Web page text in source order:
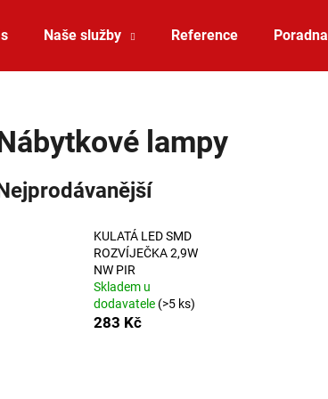
Naše služby Reference Poradna
lampy
KULATÁ LED SMD
ROZVÍJEČKA 2,9W
NW PIR
Skladem u
dodavatele (>5 ks)
283 Kč
Doporučujeme